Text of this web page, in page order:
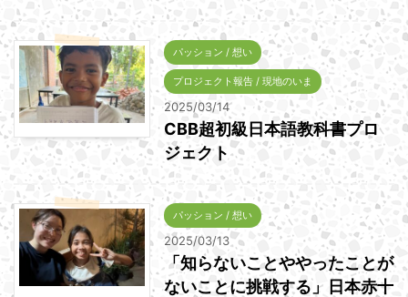
パッション / 想い
プロジェクト報告 / 現地のいま
2025/03/14
CBB超初級日本語教科書プロ
ジェクト
パッション / 想い
2025/03/13
「知らないことややったことが
ないことに挑戦する」日本赤十